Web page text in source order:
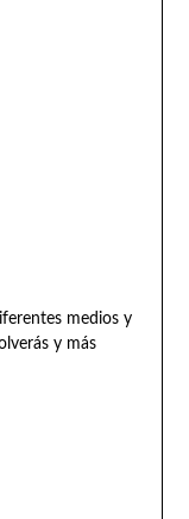
medios y
y más